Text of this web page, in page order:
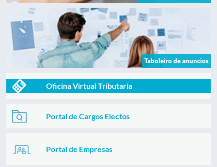
Taboleiro de anuncios
Oficina Virtual Tributaria
Portal de Cargos Electos
Portal de Empresas